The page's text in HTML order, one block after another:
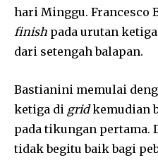
hari Minggu. Francesco
finish pada urutan
dari setengah balapan.
Bastianini memulai
ketiga di gridkemudian
pada tikungan pertama.
tidak begitu baik bagi